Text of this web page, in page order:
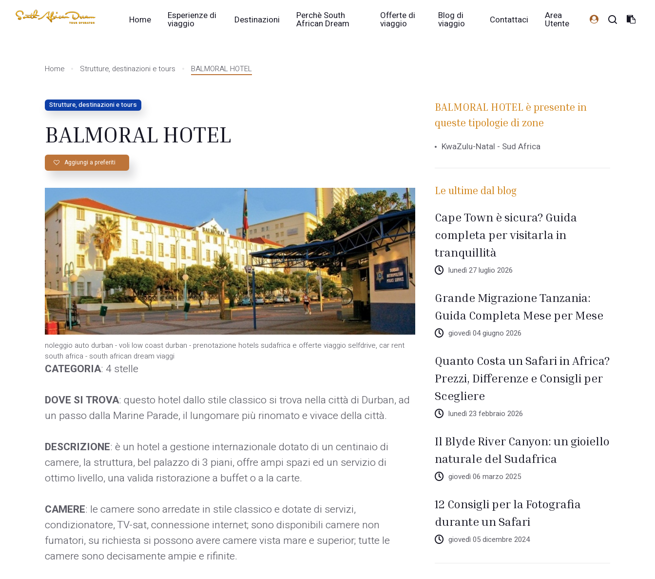
Home Esperienze di
viaggio Destinazioni Perchè South
African Dream
Offerte di
viaggio
Blog di
viaggio Contattaci Area
Utente
Home Strutture, destinazioni e tours BALMORAL HOTEL
Strutture, destinazioni e tours
BALMORAL HOTEL
Aggiungi a preferiti
noleggio auto durban - voli low coast durban - prenotazione hotels sudafrica e offerte viaggio selfdrive, car rent
south africa - south african dream viaggi
CATEGORIA: 4 stelle
DOVE SI TROVA: questo hotel dallo stile classico si trova nella città di Durban, ad
un passo dalla Marine Parade, il lungomare più rinomato e vivace della città.
DESCRIZIONE: è un hotel a gestione internazionale dotato di un centinaio di
camere, la struttura, bel palazzo di 3 piani, offre ampi spazi ed un servizio di
ottimo livello, una valida ristorazione a buffet o a la carte.
CAMERE: le camere sono arredate in stile classico e dotate di servizi,
condizionatore, TV-sat, connessione internet; sono disponibili camere non
fumatori, su richiesta si possono avere camere vista mare e superior; tutte le
camere sono decisamente ampie e rifinite.
BALMORAL HOTEL è presente in
queste tipologie di zone
KwaZulu-Natal - Sud Africa
Le ultime dal blog
Cape Town è sicura? Guida
completa per visitarla in
tranquillità
lunedì 27 luglio 2026
Grande Migrazione Tanzania:
Guida Completa Mese per Mese
giovedì 04 giugno 2026
Quanto Costa un Safari in Africa?
Prezzi, Differenze e Consigli per
Scegliere
lunedì 23 febbraio 2026
Il Blyde River Canyon: un gioiello
naturale del Sudafrica
giovedì 06 marzo 2025
12 Consigli per la Fotografia
durante un Safari
giovedì 05 dicembre 2024